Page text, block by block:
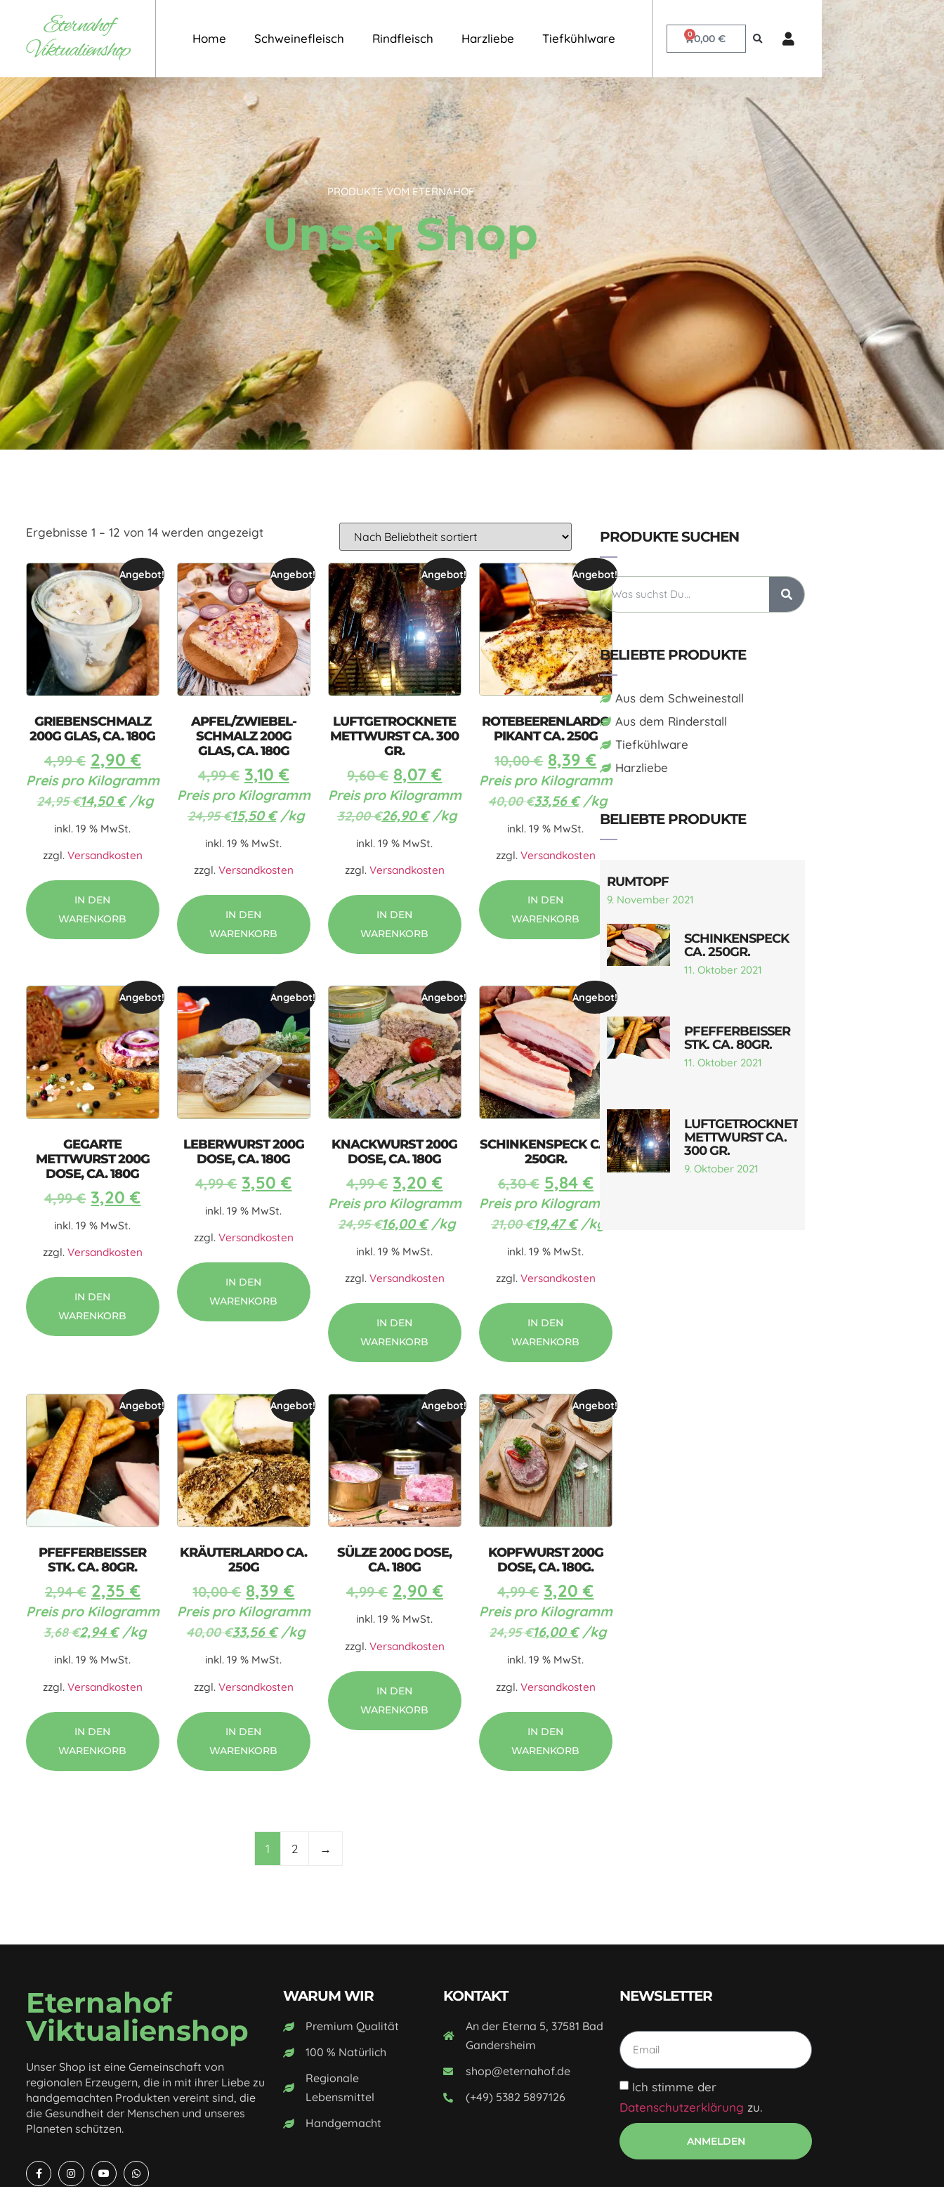
Eternahof
Viktualienshop Home Schweinefleisch Rindfleisch Harzliebe Tiefkühlware 0,00€
0
PRODUKTE VOM ETERNAHOF
Unser Shop
Ergebnisse 1 – 12 von 14 werden angezeigt
Angebot!
GRIEBENSCHMALZ
200G GLAS, CA. 180G
4,99€ 2,90 €
Preis pro Kilogramm
24,95€14,50€ /kg
inkl. 19 % MwSt.
zzgl. Versandkosten
IN DEN
WARENKORB
Angebot!
APFEL/ZWIEBEL-
SCHMALZ 200G
GLAS, CA. 180G
4,99€ 3,10 €
Preis pro Kilogramm
24,95€15,50€ /kg
inkl. 19 % MwSt.
zzgl. Versandkosten
IN DEN
WARENKORB
Angebot!
LUFTGETROCKNETE
METTWURST CA. 300
GR.
9,60€ 8,07€
Preis pro Kilogramm
32,00€26,90€ /kg
inkl. 19 % MwSt.
zzgl. Versandkosten
IN DEN
WARENKORB
Angebot!
ROTEBEERENLARDO
PIKANT CA. 250G
10,00€ 8,39€
Preis pro Kilogramm
40,00€33,56 € /kg
inkl. 19 % MwSt.
zzgl. Versandkosten
IN DEN
WARENKORB
Angebot!
GEGARTE
METTWURST 200G
DOSE, CA. 180G
4,99€ 3,20€
inkl. 19 % MwSt.
zzgl. Versandkosten
IN DEN
WARENKORB
Angebot!
LEBERWURST 200G
DOSE, CA. 180G
4,99€ 3,50€
inkl. 19 % MwSt.
zzgl. Versandkosten
IN DEN
WARENKORB
Angebot!
KNACKWURST 200G
DOSE, CA. 180G
4,99€ 3,20€
Preis pro Kilogramm
24,95€16,00€ /kg
inkl. 19 % MwSt.
zzgl. Versandkosten
IN DEN
WARENKORB
Angebot!
SCHINKENSPECK CA.
250GR.
6,30€ 5,84 €
Preis pro Kilogramm
21,00€19,47€ /kg
inkl. 19 % MwSt.
zzgl. Versandkosten
IN DEN
WARENKORB
Angebot!
PFEFFERBEISSER
STK. CA. 80GR.
2,94€ 2,35 €
Preis pro Kilogramm
3,68€2,94 € /kg
inkl. 19 % MwSt.
zzgl. Versandkosten
IN DEN
WARENKORB
Angebot!
KRÄUTERLARDO CA.
250G
10,00€ 8,39€
Preis pro Kilogramm
40,00€33,56 € /kg
inkl. 19 % MwSt.
zzgl. Versandkosten
IN DEN
WARENKORB
Angebot!
SÜLZE 200G DOSE,
CA. 180G
4,99€ 2,90 €
inkl. 19 % MwSt.
zzgl. Versandkosten
IN DEN
WARENKORB
Angebot!
KOPFWURST 200G
DOSE, CA. 180G.
4,99€ 3,20€
Preis pro Kilogramm
24,95€16,00€ /kg
inkl. 19 % MwSt.
zzgl. Versandkosten
IN DEN
WARENKORB
1 2 →
PRODUKTE SUCHEN
BELIEBTE PRODUKTE
Aus dem Schweinestall
Aus dem Rinderstall
Tiefkühlware
Harzliebe
BELIEBTE PRODUKTE
RUMTOPF
9. November 2021
SCHINKENSPECK
CA. 250GR.
11. Oktober 2021
PFEFFERBEISSER
STK. CA. 80GR.
11. Oktober 2021
LUFTGETROCKNETE
METTWURST CA.
300 GR.
9. Oktober 2021
Eternahof
Viktualienshop
Unser Shop ist eine Gemeinschaft von
regionalen Erzeugern, die in mit ihrer Liebe zu
handgemachten Produkten vereint sind, die
die Gesundheit der Menschen und unseres
Planeten schützen.
WARUM WIR
Premium Qualität
100 % Natürlich
Regionale
Lebensmittel
Handgemacht
KONTAKT
An der Eterna 5, 37581 Bad
Gandersheim
shop@eternahof.de
(+49) 5382 5897126
NEWSLETTER
Ich stimme der
Datenschutzerklärung zu.
ANMELDEN